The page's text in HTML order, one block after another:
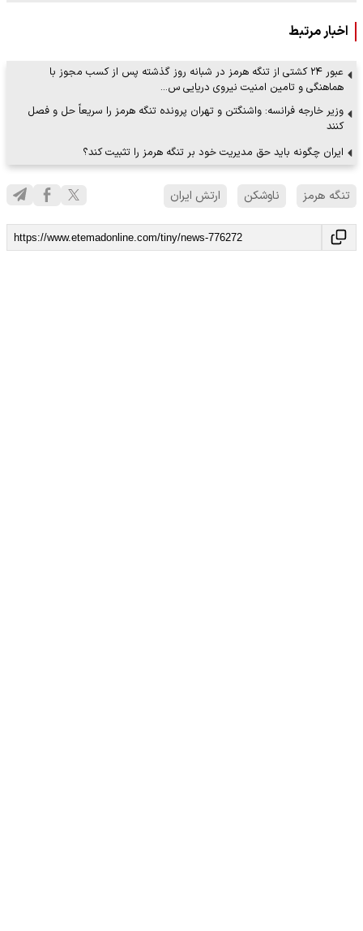
اخبار مرتبط
عبور ۲۴ کشتی از تنگه هرمز در شبانه روز گذشته پس از کسب مجوز با
هماهنگی و تامین امنیت نیروی دریایی س…
وزیر خارجه فرانسه: واشنگتن و تهران پرونده تنگه هرمز را سریعاً حل‌ و فصل
کنند
ایران چگونه باید حق مدیریت خود بر تنگه هرمز را تثبیت کند؟
تنگه هرمز ناوشکن ارتش ایران